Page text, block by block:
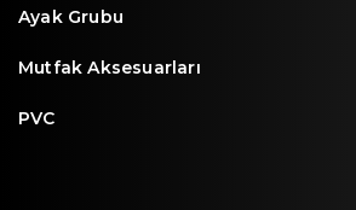
Ayak Grubu
Mutfak Aksesuarları
PVC